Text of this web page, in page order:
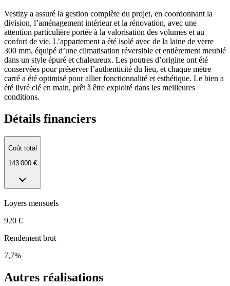
Vestizy a assuré la gestion complète du projet, en coordonnant la
division, l’aménagement intérieur et la rénovation, avec une
attention particulière portée à la valorisation des volumes et au
confort de vie. L’appartement a été isolé avec de la laine de verre
300 mm, équipé d’une climatisation réversible et entièrement meublé
dans un style épuré et chaleureux. Les poutres d’origine ont été
conservées pour préserver l’authenticité du lieu, et chaque mètre
carré a été optimisé pour allier fonctionnalité et esthétique. Le bien a
été livré clé en main, prêt à être exploité dans les meilleures
conditions.
Détails financiers
Coût total
143 000 €
Loyers mensuels
920 €
Rendement brut
7,7%
Autres réalisations